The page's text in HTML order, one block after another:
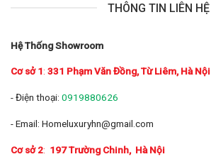
THÔNG TIN LIÊN HỆ
Hệ Thống Showroom
Cơ sở 1: 331 Phạm Văn Đồng, Từ Liêm, Hà Nội
- Điện thoại: 0919880626
- Email: Homeluxuryhn@gmail.com
Cơ sở 2: 197 Trường Chinh, Hà Nội